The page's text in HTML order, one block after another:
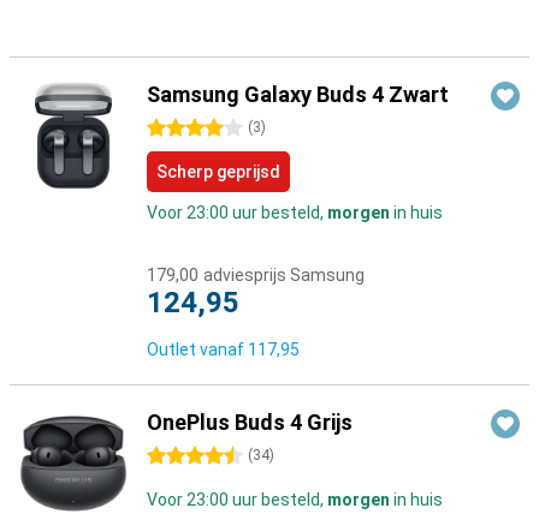
Samsung Galaxy Buds 4 Zwart
4 sterren (3)
Scherp geprijsd
Voor 23:00 uur besteld, morgen in huis
179,00 adviesprijs Samsung
124,95
Outlet vanaf 117,95
OnePlus Buds 4 Grijs
4.5 sterren (34)
Voor 23:00 uur besteld, morgen in huis